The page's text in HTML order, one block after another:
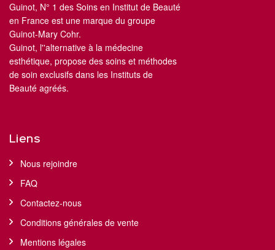
Guinot, N° 1 des Soins en Institut de Beauté
en France est une marque du groupe
Guinot-Mary Cohr.
Guinot, l''alternative à la médecine
esthétique, propose des soins et méthodes
de soin exclusifs dans les Instituts de
Beauté agréés.
Liens
Nous rejoindre
FAQ
Contactez-nous
Conditions générales de vente
Mentions légales